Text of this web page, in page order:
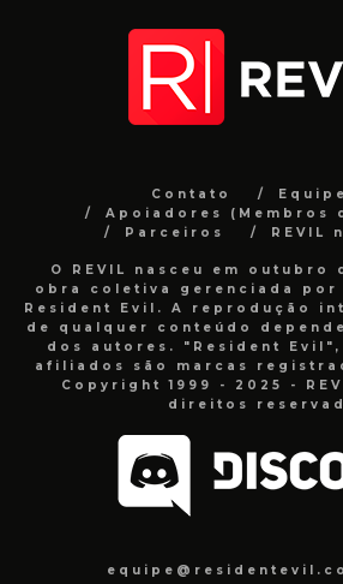
Contato
Apoiadores (Membros
Parceiros
REVIL
O REVIL nasceu em outubro
obra coletiva gerenciada por
Resident Evil. A reprodução
de qualquer conteúdo
dos autores. "Resident
afiliados são marcas
Copyright 1999 - 2025 -
direitos